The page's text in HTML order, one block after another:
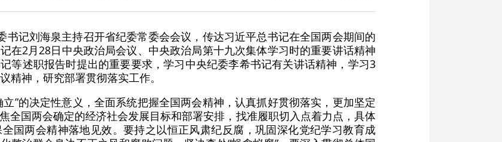
书记刘海泉主持召开省纪委常委会会议，传达习近平总书记在全国两会期间的
在2月28日中央政治局会议、中央政治局第十九次集体学习时的重要讲话精神
等述职报告时提出的重要要求，学习中央纪委李希书记有关讲话精神，学习3
精神，研究部署贯彻落实工作。
”的决定性意义，全面系统把握全国两会精神，认真抓好贯彻落实，更加坚定
全国两会确定的经济社会发展目标和部署安排，找准履职切入点着力点，具体
国两会精神落地见效。要持之以恒正风肃纪反腐，巩固深化党纪学习教育成